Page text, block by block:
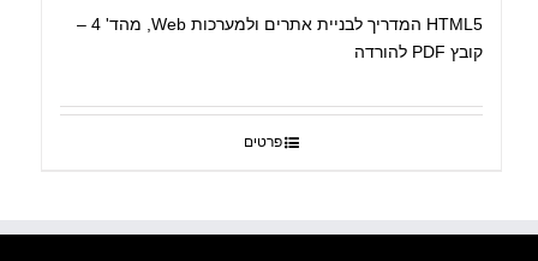
HTML5 המדריך לבניית אתרים ולמערכות Web, מהד' 4 –
קובץ PDF להורדה
פרטים